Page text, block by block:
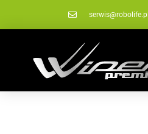
serwis@robolife.pl